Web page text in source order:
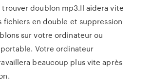
doublon mp3.Il aidera vite
fichiers en double et suppression
sur votre ordinateur ou
Votre ordinateur
beaucoup plus vite après